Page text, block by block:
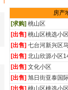
房产
[求购] 桃山区
[出售] 桃山区桃选小
[出售] 七台河新兴区
[出售] 北山欣源小区
[出售] 文化小区
[出售] 旭日街亚泰国
[出售] 桃山区桃选小